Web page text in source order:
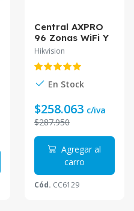
Central AXPRO
96 Zonas WiFi Y
4G DS-PWA96-
Hikvision
Hikvision
En Stock
$258.063 c/iva
$287.950
Agregar al
carro
Cód. CC6129